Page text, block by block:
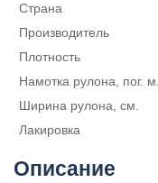
Страна
Производитель
Плотность
Намотка рулона, пог. м.
Ширина рулона, см.
Лакировка
Описание